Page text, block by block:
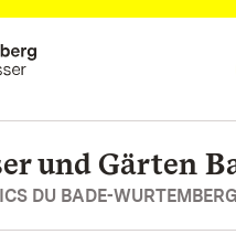
und Gärten
DU BADE-WURTEMBERG